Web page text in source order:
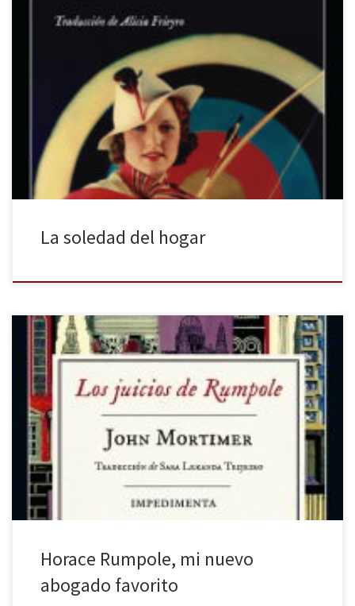
La editorial Impedimenta ha publicado recientemente la cuarta
novela de la escritora galesa Penelope Mortimer, Papá se ha ido
de caza, cronológicamente anterior a El devorador de calabazas.
Reconozco que acudí a este título por su autora, a la que había
descubierto recientemente, que tuvo una existencia dura y
apasionante, […]
La soledad del hogar
Cuando comencé a leer Los juicios de Rumpole, desconocía que
este volumen continuaba la historia ya iniciada en Los casos de
Horace Rumpole, abogado, del escritor inglés John Mortimer.
Nunca había leído a este autor y no tenía referencias de su
personaje. No obstante, en nuestro primer encuentro, el caso […]
Horace Rumpole, mi nuevo
abogado favorito